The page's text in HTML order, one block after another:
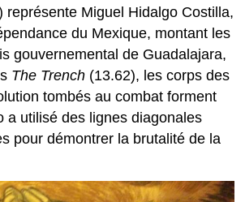
représente Miguel Hidalgo Costilla,
du Mexique, montant les
gouvernemental de Guadalajara,
The Trench (13.62), les corps des
tombés au combat forment
a utilisé des lignes diagonales
pour démontrer la brutalité de la